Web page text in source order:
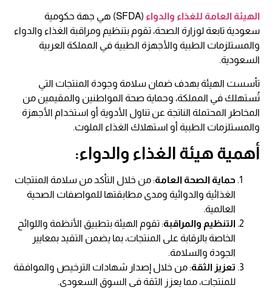
الهيئة العامة للغذاء والدواء
(SFDA) هي جهة حكومية
سعودية تابعة لوزارة الصحة، تقوم بتنظيم ومراقبة الغذاء والدواء
والمستلزمات الطبية والأجهزة الطبية في المملكة العربية
السعودية.
تأسست الهيئة بهدف ضمان سلامة وجودة المنتجات التي
تُستهلك في المملكة، وحماية صحة المواطنين والمقيمين من
المخاطر المحتملة الناتجة عن تناول الأدوية أو استخدام الأجهزة
والمستلزمات الطبية أو استهلاك الغذاء الملوث.
أهمية هيئة الغذاء والدواء:
حماية الصحة العامة: من خلال التأكد من سلامة المنتجات
الغذائية والدوائية ومدى مطابقتها للمواصفات الصحية
العالمية.
التنظيم والمراقبة: تقوم الهيئة بتطبيق الأنظمة واللوائح
الخاصة بالرقابة على المنتجات، بما يضمن التقيد بمعايير
الجودة والسلامة.
تعزيز الثقة: من خلال إصدار شهادات الترخيص والموافقة
للمنتجات، مما يعزز الثقة في السوق السعودي.